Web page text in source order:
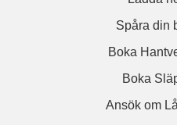
Spåra din
Boka
Boka
Ansök om